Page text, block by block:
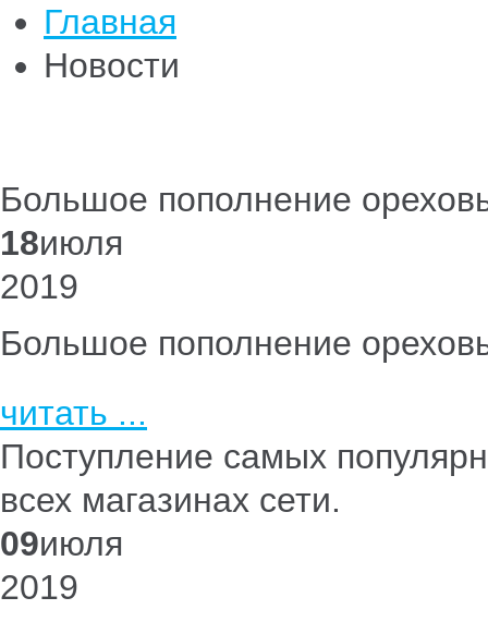
Главная
Новости
Большое пополнение
18июля
2019
Большое пополнение
читать ...
Поступление самых
всех магазинах сети.
09июля
2019